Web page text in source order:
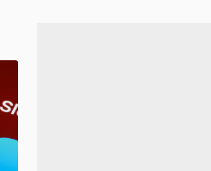
de Privacidade do Canaltech.